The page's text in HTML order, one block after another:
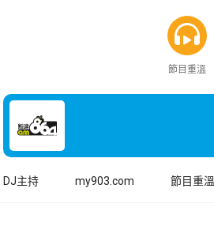
節目重溫
DJ主持 my903.com 節目重